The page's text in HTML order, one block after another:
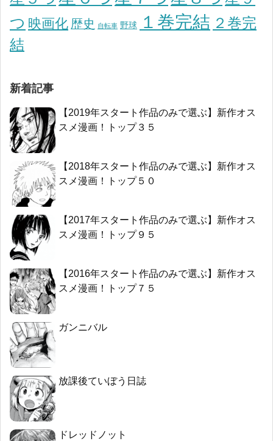
つ 映画化 歴史 自転車 野球 １巻完結 ２巻完
結
新着記事
【2019年スタート作品のみで選ぶ】新作オス
スメ漫画！トップ３５
【2018年スタート作品のみで選ぶ】新作オス
スメ漫画！トップ５０
【2017年スタート作品のみで選ぶ】新作オス
スメ漫画！トップ９５
【2016年スタート作品のみで選ぶ】新作オス
スメ漫画！トップ７５
ガンニバル
放課後ていぼう日誌
ドレッドノット